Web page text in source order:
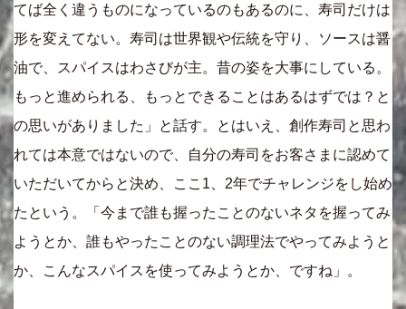
てば全く違うものになっているのもあるのに、寿司だけは
形を変えてない。寿司は世界観や伝統を守り、ソースは醤
油で、スパイスはわさびが主。昔の姿を大事にしている。
もっと進められる、もっとできることはあるはずでは？と
の思いがありました」と話す。とはいえ、創作寿司と思わ
れては本意ではないので、自分の寿司をお客さまに認めて
いただいてからと決め、ここ1、2年でチャレンジをし始め
たという。「今まで誰も握ったことのないネタを握ってみ
ようとか、誰もやったことのない調理法でやってみようと
か、こんなスパイスを使ってみようとか、ですね」。